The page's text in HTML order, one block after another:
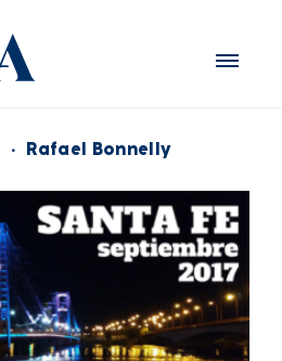
· Rafael Bonnelly